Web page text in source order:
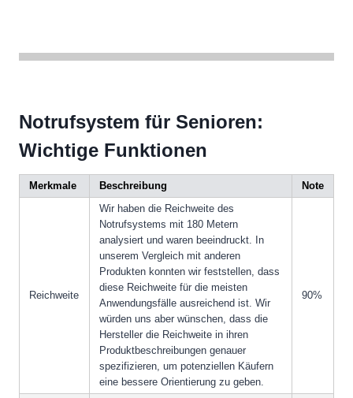
Notrufsystem für Senioren:
Wichtige Funktionen
Merkmale Beschreibung Note
Reichweite
Wir haben die Reichweite des
Notrufsystems mit 180 Metern
analysiert und waren beeindruckt. In
unserem Vergleich mit anderen
Produkten konnten wir feststellen, dass
diese Reichweite für die meisten
Anwendungsfälle ausreichend ist. Wir
würden uns aber wünschen, dass die
Hersteller die Reichweite in ihren
Produktbeschreibungen genauer
spezifizieren, um potenziellen Käufern
eine bessere Orientierung zu geben.
90%